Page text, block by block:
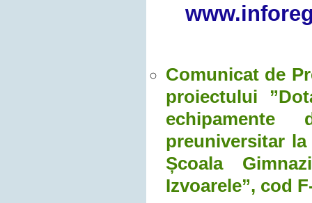
Comunicat de
proiectului
preuniversitar
Școala
Izvoarele”, cod